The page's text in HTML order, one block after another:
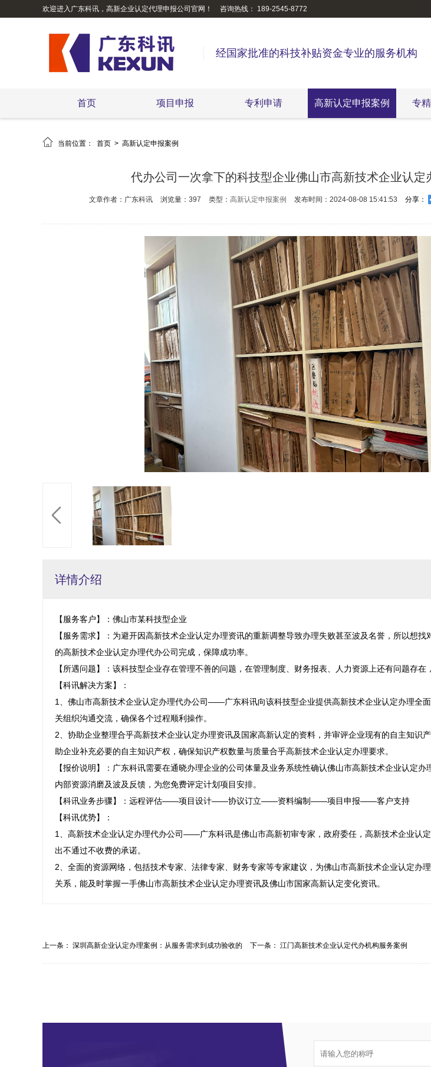
欢迎进入广东科讯，高新企业认定代理申报公司官网！ 咨询热线： 189-2545-8772
经国家批准的科技补贴资金专业的服务机构
首页 项目申报 专利申请 高新认定申报案例 专
 当前位置： 首页 > 高新认定申报案例
代办公司一次拿下的科技型企业佛山市高新技术企业认定
文章作者：广东科讯 浏览量：397 类型： 高新认定申报案例 发布时间：2024-08-08 15:41:53 分享：
详情介绍
【服务客户】：佛山市某科技型企业
【服务需求】：为避开因高新技术企业认定办理资讯的重新调整导致办理失败甚至波及名誉，所以想
的高新技术企业认定办理代办公司完成，保障成功率。
【所遇问题】：该科技型企业存在管理不善的问题，在管理制度、财务报表、人力资源上还有问题存在
【科讯解决方案】：
1、佛山市高新技术企业认定办理代办公司——广东科讯向该科技型企业提供高新技术企业认定办理全
关组织沟通交流，确保各个过程顺利操作。
2、协助企业整理合乎高新技术企业认定办理资讯及国家高新认定的资料，并审评企业现有的自主知识
助企业补充必要的自主知识产权，确保知识产权数量与质量合乎高新技术企业认定办理要求。
【报价说明】：广东科讯需要在通晓办理企业的公司体量及业务系统性确认佛山市高新技术企业认定
内部资源消磨及波及反馈，为您免费评定计划项目安排。
【科讯业务步骤】：远程评估——项目设计——协议订立——资料编制——项目申报——客户支持
【科讯优势】：
1、高新技术企业认定办理代办公司——广东科讯是佛山市高新初审专家，政府委任，高新技术企业认
出不通过不收费的承诺。
2、全面的资源网络，包括技术专家、法律专家、财务专家等专家建议，为佛山市高新技术企业认定办
关系，能及时掌握一手佛山市高新技术企业认定办理资讯及佛山市国家高新认定变化资讯。
上一条： 深圳高新企业认定办理案例：从服务需求到成功验收的
下一条： 江门高新技术企业认定代办机构服务案例